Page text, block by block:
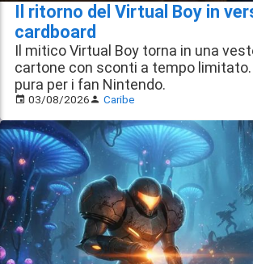
Il ritorno del Virtual Boy in
cardboard
Il mitico Virtual Boy torna in una
cartone con sconti a tempo
pura per i fan Nintendo.
03/08/2026 Caribe